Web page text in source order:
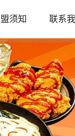
须知 联系我